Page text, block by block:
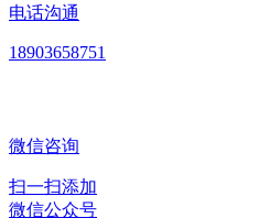
电话沟通
18903658751
微信咨询
扫一扫添加
微信公众号